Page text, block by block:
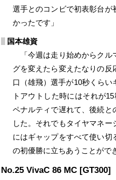
選手とのコンビで初表彰台が
かったです」
国本雄資
「今週は走り始めからクル
グを変えたら変えたなりの
口（雄飛）選手が10秒くら
トアウトした時にはそれが
ペナルティで遅れて、後続と
した。それでもタイヤマネ
にはギャップをすべて使い切
の初優勝に立ちあうことがで
No.25 VivaC 86 MC [GT300]